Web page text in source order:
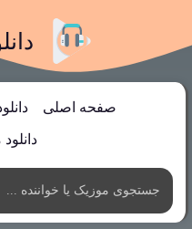
صفحه اصلی